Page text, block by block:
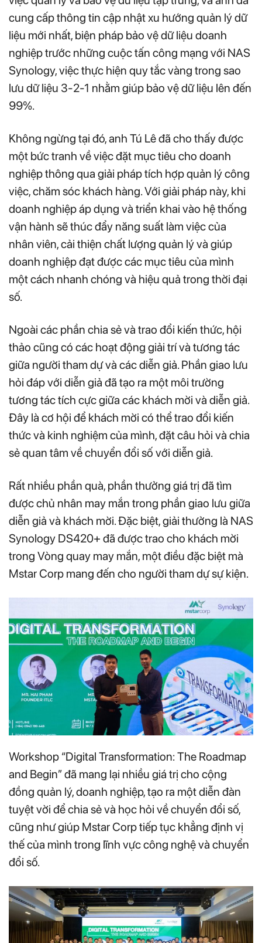
cung cấp thông tin cập nhật xu hướng quản lý dữ
liệu mới nhất, biện pháp bảo vệ dữ liệu doanh
nghiệp trước những cuộc tấn công mạng với NAS
Synology, việc thực hiện quy tắc vàng trong sao
lưu dữ liệu 3-2-1 nhằm giúp bảo vệ dữ liệu lên đến
99%.
Không ngừng tại đó, anh Tú Lê đã cho thấy được
một bức tranh về việc đặt mục tiêu cho doanh
nghiệp thông qua giải pháp tích hợp quản lý công
việc, chăm sóc khách hàng. Với giải pháp này, khi
doanh nghiệp áp dụng và triển khai vào hệ thống
vận hành sẽ thúc đẩy năng suất làm việc của
nhân viên, cải thiện chất lượng quản lý và giúp
doanh nghiệp đạt được các mục tiêu của mình
một cách nhanh chóng và hiệu quả trong thời đại
số.
Ngoài các phần chia sẻ và trao đổi kiến thức, hội
thảo cũng có các hoạt động giải trí và tương tác
giữa người tham dự và các diễn giả. Phần giao lưu
hỏi đáp với diễn giả đã tạo ra một môi trường
tương tác tích cực giữa các khách mời và diễn giả.
Đây là cơ hội để khách mời có thể trao đổi kiến
thức và kinh nghiệm của mình, đặt câu hỏi và chia
sẻ quan tâm về chuyển đổi số với diễn giả.
Rất nhiều phần quà, phần thưởng giá trị đã tìm
được chủ nhân may mắn trong phần giao lưu giữa
diễn giả và khách mời. Đặc biệt, giải thưởng là NAS
Synology DS420+ đã được trao cho khách mời
trong Vòng quay may mắn, một điều đặc biệt mà
Mstar Corp mang đến cho người tham dự sự kiện.
Workshop “Digital Transformation: The Roadmap
and Begin” đã mang lại nhiều giá trị cho cộng
đồng quản lý, doanh nghiệp, tạo ra một diễn đàn
tuyệt vời để chia sẻ và học hỏi về chuyển đổi số,
cũng như giúp Mstar Corp tiếp tục khẳng định vị
thế của mình trong lĩnh vực công nghệ và chuyển
đổi số.